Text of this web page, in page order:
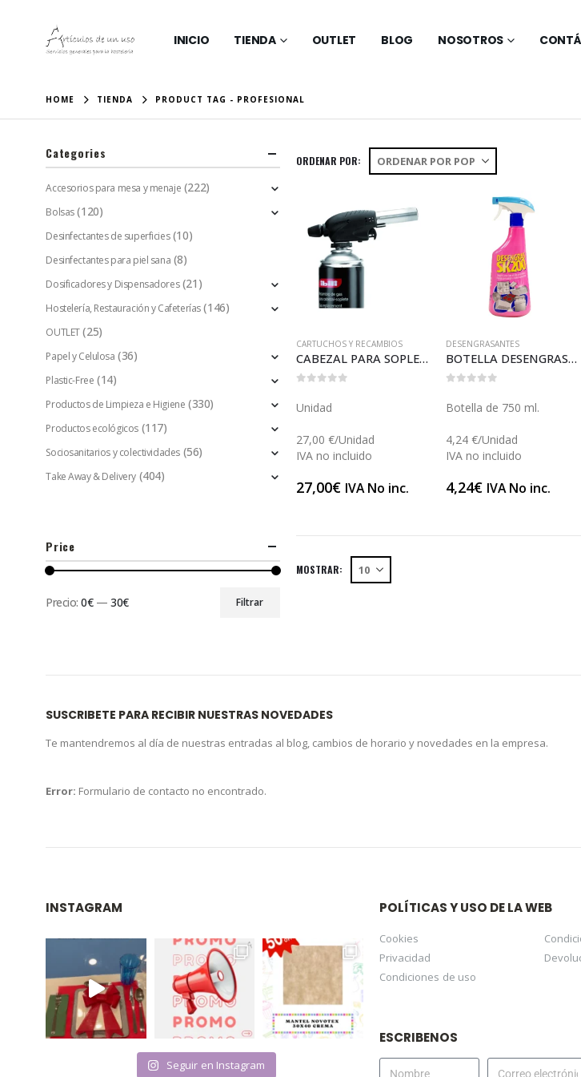
INICIO TIENDA OUTLET BLOG NOSOTROS
HOME TIENDA PRODUCT TAG - PROFESIONAL
ORDENAR POR:
CARTUCHOS Y RECAMBIOS
CABEZAL PARA SOPLETE PROFESIONAL (DN3924)
Unidad
27,00 €/Unidad
IVA no incluido
27,00€ IVA No inc.
DESENGRASANTES
BOTELLA DESENGRAS SK 200 (L150)
Botella de 750 ml.
4,24 €/Unidad
IVA no incluido
4,24€ IVA No inc.
MOSTRAR:
Categories
Accesorios para mesa y menaje (222)
Bolsas (120)
Desinfectantes de superficies (10)
Desinfectantes para piel sana (8)
Dosificadores y Dispensadores (21)
Hostelería, Restauración y Cafeterías (146)
OUTLET (25)
Papel y Celulosa (36)
Plastic-Free (14)
Productos de Limpieza e Higiene (330)
Productos ecológicos (117)
Sociosanitarios y colectividades (56)
Take Away & Delivery (404)
Price
Filtrar
Precio:0€—30€
SUSCRIBETE PARA RECIBIR NUESTRAS NOVEDADES
Te mantendremos al día de nuestras entradas al blog, cambios de horario y novedades en la empresa.
Error: Formulario de contacto no encontrado.
INSTAGRAM
Seguir en Instagram
POLÍTICAS Y USO DE LA WEB
Cookies
Privacidad
Condiciones de uso
ESCRIBENOS